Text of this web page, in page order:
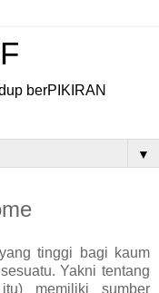
berPIKIRAN
▼
tinggi bagi kaum
Yakni tentang
memiliki sumber